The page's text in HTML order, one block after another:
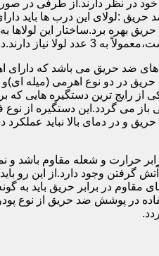
خود در نظر دارند.از طرفی در
بهره برد.ساختار این
پایین دارای 2 عدد لولا هستند.
ضد حریق می باشد که دارای
در دو نوع اهرمی (میله
از رایج ترین دستگیره هایی
می گردد.این دستگیره از
و در دمای بالا نباید عملکرد
حرارت و شعله مقاوم باشد و
گرفتن وجود دارد.از این رو
مقاوم در برابر حریق باید به
در پوشش ضد حریق از نوع